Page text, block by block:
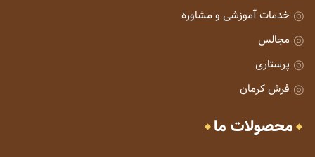
خدمات آموزشی و مشاوره
مجالس
پرستاری
فرش کرمان
محصولات ما